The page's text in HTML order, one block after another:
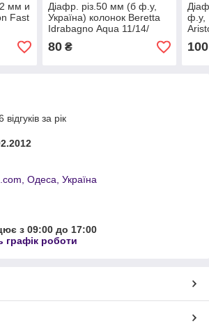
мм и
Fast
Діафр. різ.50 мм (б ф.у,
Україна) колонок Beretta
Idrabagno Aqua 11/14/
11I/14I, арт. B81617А, к.з.
0339/3
80₴
ф.у,
арт.
100
за рік
Одеса, Україна
з 09:00 до 17:00
графік роботи